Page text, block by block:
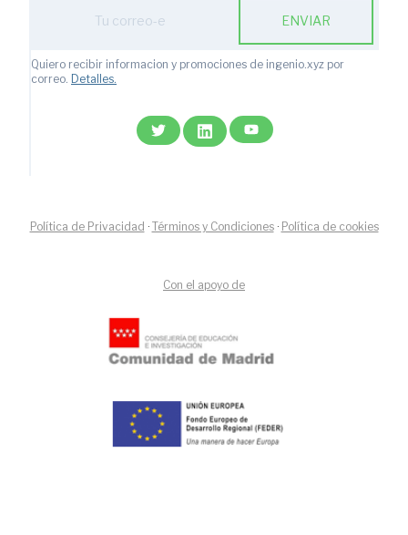
form
ic
ENVIAR
Quiero recibir informacion y promociones de ingenio.xyz por
correo. Detalles.
Política de Privacidad · Términos y Condiciones· Política de cookies
Con el apoyo de